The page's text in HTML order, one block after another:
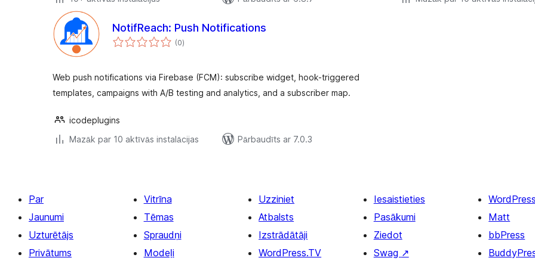
NotifReach: Push Notifications
(0vērtējumu
kopsumma
)
Web push notifications via Firebase (FCM): subscribe widget, hook-triggered
templates, campaigns with A/B testing and analytics, and a subscriber map.
icodeplugins
Mazāk par 10 aktīvās instalācijas
Pārbaudīts ar 7.0.3
Par
Jaunumi
Uzturētājs
Privātums
Vitrīna
Tēmas
Spraudņi
Modeļi
Uzziniet
Atbalsts
Izstrādātāji
WordPress.TV
Iesaistieties
Pasākumi
Ziedot
Swag ↗
Matt
bbPress